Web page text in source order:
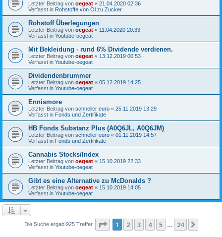
Letzter Beitrag von oegeat « 21.04.2020 02:36
Verfasst in Rohstoffe von Öl zu Zucker
Rohstoff Überlegungen
Letzter Beitrag von oegeat « 11.04.2020 20:33
Verfasst in Youtube-oegeat
Mit Bekleidung - rund 6% Dividende verdienen.
Letzter Beitrag von oegeat « 13.12.2019 00:53
Verfasst in Youtube-oegeat
Dividendenbrummer
Letzter Beitrag von oegeat « 05.12.2019 14:25
Verfasst in Youtube-oegeat
Ennismore
Letzter Beitrag von schneller euro « 25.11.2019 13:29
Verfasst in Fonds und Zertifikate
HB Fonds Substanz Plus (A0Q6JL, A0Q6JM)
Letzter Beitrag von schneller euro « 01.11.2019 14:57
Verfasst in Fonds und Zertifikate
Cannabis Stocks/Index
Letzter Beitrag von oegeat « 15.10.2019 22:33
Verfasst in Youtube-oegeat
Gibt es eine Alternative zu McDonalds ?
Letzter Beitrag von oegeat « 15.10.2019 14:05
Verfasst in Youtube-oegeat
Die Suche ergab 925 Treffer Seite 1von 24
1 2 3 4 5 24